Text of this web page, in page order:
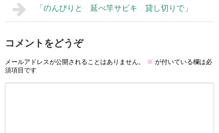
「のんびりと 延べ竿サビキ 貸し切りで」
コメントをどうぞ
メールアドレスが公開されることはありません。 ※ が付いている欄は必
須項目です